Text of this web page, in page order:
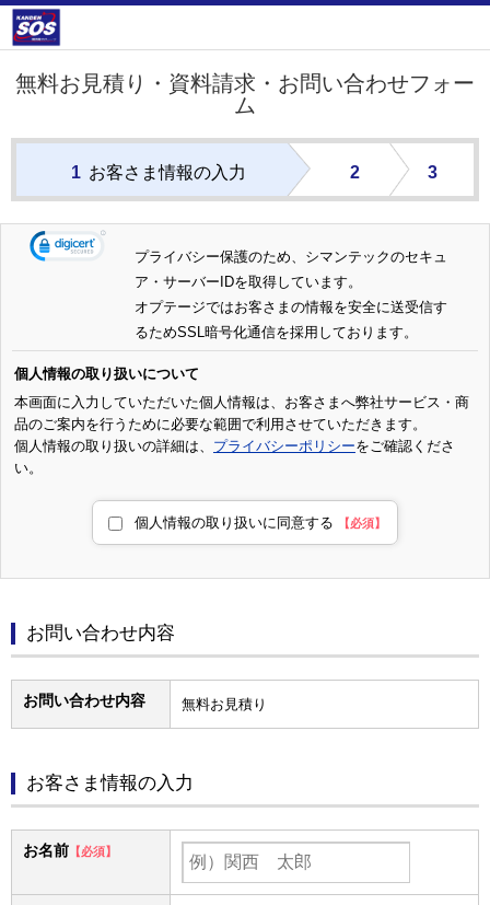
無料お見積り・資料請求・お問い合わせフォー
ム
1 お客さま情報の入力 2 3
プライバシー保護のため、シマンテックのセキュ
ア・サーバーIDを取得しています。
オプテージではお客さまの情報を安全に送受信す
るためSSL暗号化通信を採用しております。
個人情報の取り扱いについて
本画面に入力していただいた個人情報は、お客さまへ弊社サービス・商
品のご案内を行うために必要な範囲で利用させていただきます。
個人情報の取り扱いの詳細は、 プライバシーポリシーをご確認くださ
い。
個人情報の取り扱いに同意する 【必須】
お問い合わせ内容
お問い合わせ内容 無料お見積り
お客さま情報の入力
お名前 【必須】